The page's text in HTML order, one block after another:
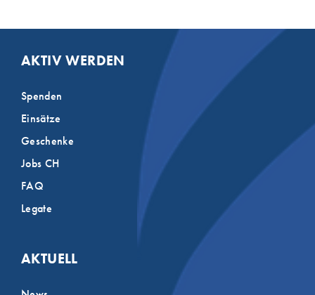
AKTIV WERDEN
Spenden
Einsätze
Geschenke
Jobs CH
FAQ
Legate
AKTUELL